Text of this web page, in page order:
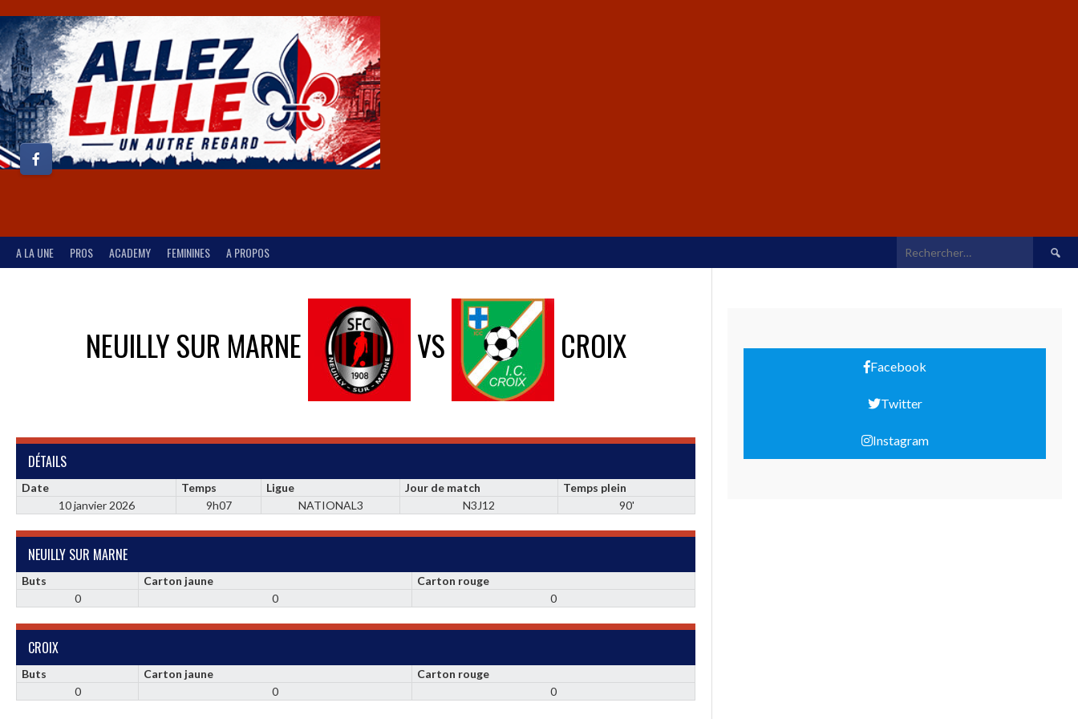
A LA UNE PROS ACADEMY FEMININES A PROPOS
NEUILLY SUR MARNE VS CROIX
DÉTAILS
Date Temps Ligue Jour de match
Temps plein
10 janvier 2026
9h07 NATIONAL3 N3J12 90'
NEUILLY SUR MARNE
Buts Carton jaune
Carton rouge
0
0 0
CROIX
Buts Carton jaune
Carton rouge
0
0 0
Facebook
Twitter
Instagram